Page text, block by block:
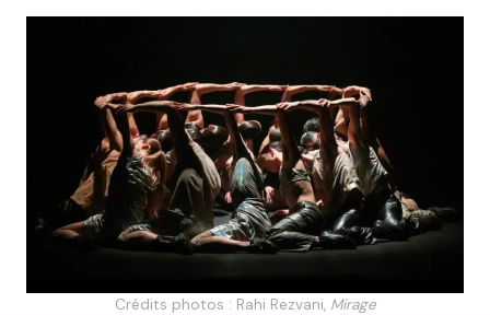
Crédits photos : Rahi Rezvani, Mirage